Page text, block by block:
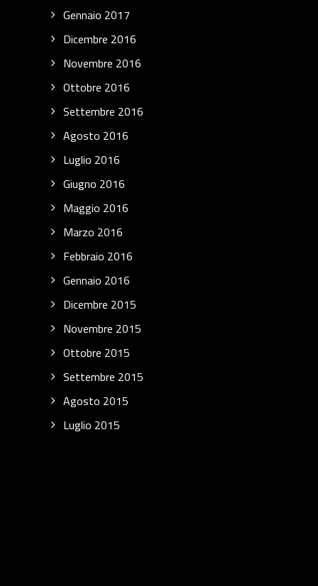
Gennaio 2017
Dicembre 2016
Novembre 2016
Ottobre 2016
Settembre 2016
Agosto 2016
Luglio 2016
Giugno 2016
Maggio 2016
Marzo 2016
Febbraio 2016
Gennaio 2016
Dicembre 2015
Novembre 2015
Ottobre 2015
Settembre 2015
Agosto 2015
Luglio 2015